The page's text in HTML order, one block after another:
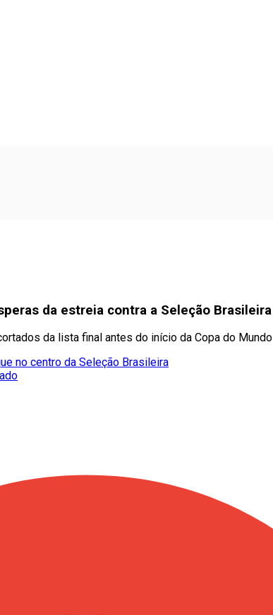
da estreia contra a Seleção Brasileira
da lista final antes do início da Copa do Mundo
no centro da Seleção Brasileira